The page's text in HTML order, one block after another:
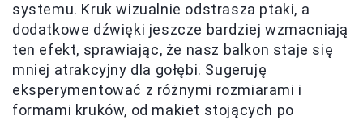
systemu. Kruk wizualnie odstrasza ptaki, a
dodatkowe dźwięki jeszcze bardziej wzmacniają
ten efekt, sprawiając, że nasz balkon staje się
mniej atrakcyjny dla gołębi. Sugeruję
eksperymentować z różnymi rozmiarami i
formami kruków, od makiet stojących po